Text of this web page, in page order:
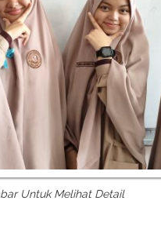
Untuk Melihat Detail